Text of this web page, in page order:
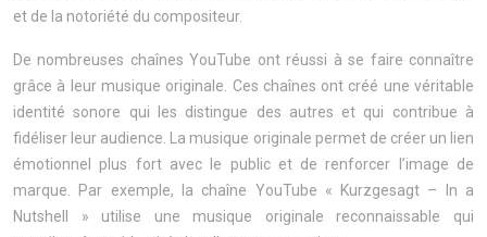
et de la notoriété du compositeur.
De nombreuses chaînes YouTube ont réussi à se faire connaître
grâce à leur musique originale. Ces chaînes ont créé une véritable
identité sonore qui les distingue des autres et qui contribue à
fidéliser leur audience. La musique originale permet de créer un lien
émotionnel plus fort avec le public et de renforcer l’image de
marque. Par exemple, la chaîne YouTube « Kurzgesagt – In a
Nutshell » utilise une musique originale reconnaissable qui